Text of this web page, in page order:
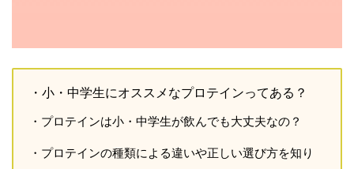
・小・中学生にオススメなプロテインってある？
・プロテインは小・中学生が飲んでも大丈夫なの？
・プロテインの種類による違いや正しい選び方を知り